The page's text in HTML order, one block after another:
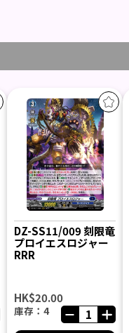
DZ-SS11/009 刻限竜
プロイエスロジャー
RRR
HK$20.00
庫存：4